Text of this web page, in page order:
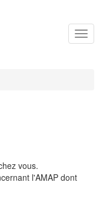
vous.
l'AMAP dont